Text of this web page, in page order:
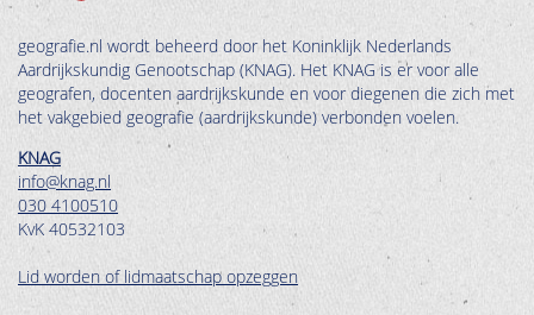
geografie.nl wordt beheerd door het Koninklijk Nederlands
Aardrijkskundig Genootschap (KNAG). Het KNAG is er voor alle
geografen, docenten aardrijkskunde en voor diegenen die zich met
het vakgebied geografie (aardrijkskunde) verbonden voelen.
KNAG
info@knag.nl
030 4100510
KvK 40532103
Lid worden of lidmaatschap opzeggen